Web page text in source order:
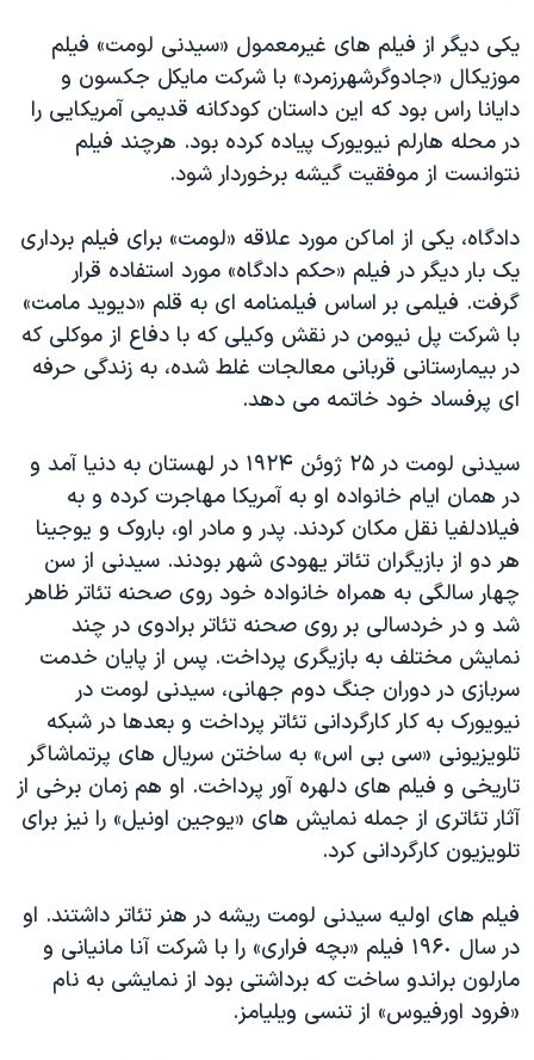
یکی دیگر از فیلم های غیرمعمول «سیدنی لومت» فیلم
موزیکال «جادوگرشهرزمرد» با شرکت مایکل جکسون و
دایانا راس بود که این داستان کودکانه قدیمی آمریکایی را
در محله هارلم نیویورک پیاده کرده بود. هرچند فیلم
نتوانست از موفقیت گیشه برخوردار شود.
دادگاه، یکی از اماکن مورد علاقه «لومت» برای فیلم برداری
یک بار دیگر در فیلم «حکم دادگاه» مورد استفاده قرار
گرفت. فیلمی بر اساس فیلمنامه ای به قلم «دیوید مامت»
با شرکت پل نیومن در نقش وکیلی که با دفاع از موکلی که
در بیمارستانی قربانی معالجات غلط شده، به زندگی حرفه
ای پرفساد خود خاتمه می دهد.
سیدنی لومت در ٢۵ ژوئن ١٩٢۴ در لهستان به دنیا آمد و
در همان ایام خانواده او به آمریکا مهاجرت کرده و به
فیلادلفیا نقل مکان کردند. پدر و مادر او، باروک و یوجینا
هر دو از بازیگران تئاتر یهودی شهر بودند. سیدنی از سن
چهار سالگی به همراه خانواده خود روی صحنه تئاتر ظاهر
شد و در خردسالی بر روی صحنه تئاتر برادوی در چند
نمایش مختلف به بازیگری پرداخت. پس از پایان خدمت
سربازی در دوران جنگ دوم جهانی، سیدنی لومت در
نیویورک به کار کارگردانی تئاتر پرداخت و بعدها در شبکه
تلویزیونی «سی بی اس» به ساختن سریال های پرتماشاگر
تاریخی و فیلم های دلهره آور پرداخت. او هم زمان برخی از
آثار تئاتری از جمله نمایش های «یوجین اونیل» را نیز برای
تلویزیون کارگردانی کرد.
فیلم های اولیه سیدنی لومت ریشه در هنر تئاتر داشتند. او
در سال ١٩۶٠ فیلم «بچه فراری» را با شرکت آنا مانیانی و
مارلون براندو ساخت که برداشتی بود از نمایشی به نام
«فرود اورفیوس» از تنسی ویلیامز.